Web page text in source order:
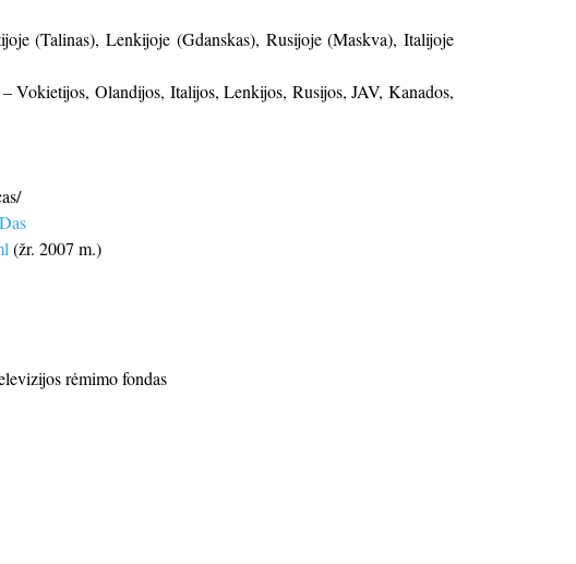
(Talinas), Lenkijoje (Gdanskas), Rusijoje (Maskva), Italijoje
Vokietijos, Olandijos, Italijos, Lenkijos, Rusijos, JAV, Kanados,
(žr. 2007 m.)
rėmimo fondas